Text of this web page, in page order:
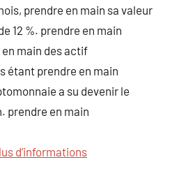
prendre en main sa valeur
12 %. prendre en main
en main des actif
étant prendre en main
a su devenir le
prendre en main
d’informations